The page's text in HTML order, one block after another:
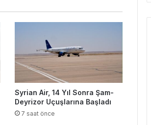
Syrian Air, 14 Yıl Sonra Şam-
Deyrizor Uçuşlarına Başladı
7 saat önce